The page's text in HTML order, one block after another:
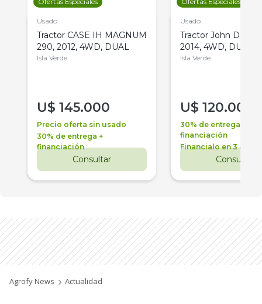
Usado
Tractor CASE IH MAGNUM
290, 2012, 4WD, DUAL
Isla Verde
U$ 145.000
Precio oferta sin usado
30% de entrega +
financiación
Consultar
Usado
Tractor John Deere
2014, 4WD, DUAL
Isla Verde
U$ 120.000
30% de entrega +
financiación
Financialo en 3 años
Consultar
Agrofy News Actualidad